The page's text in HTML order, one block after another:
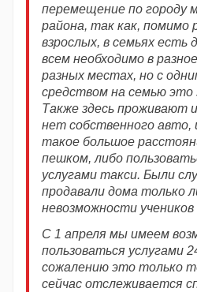
перемещение по городу
района, так как,
взрослых, в семьях
всем необходимо в
разных местах, но с
средством на семью это
Также здесь проживают
нет собственного авто,
такое большое
пешком, либо
услугами такси. Были
продавали дома только
невозможности
С 1 апреля мы имеем
пользоваться услугами
сожалению это только
сейчас отслеживается